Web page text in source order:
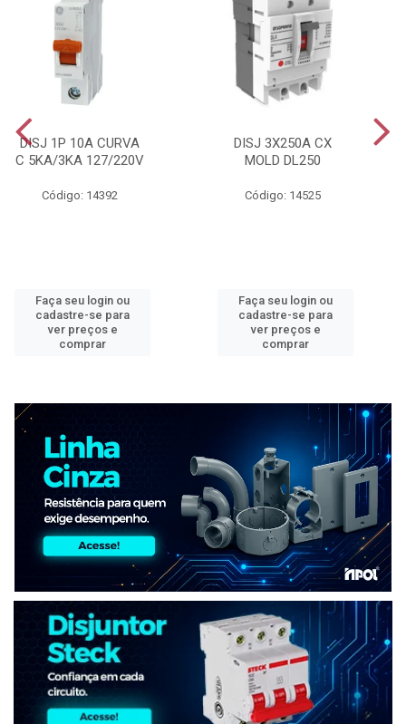
DISJ 1P 10A CURVA
C 5KA/3KA 127/220V
Código: 14392
Faça seu login ou
cadastre-se para
ver preços e
comprar
DISJ 3X250A CX
MOLD DL250
Código: 14525
Faça seu login ou
cadastre-se para
ver preços e
comprar